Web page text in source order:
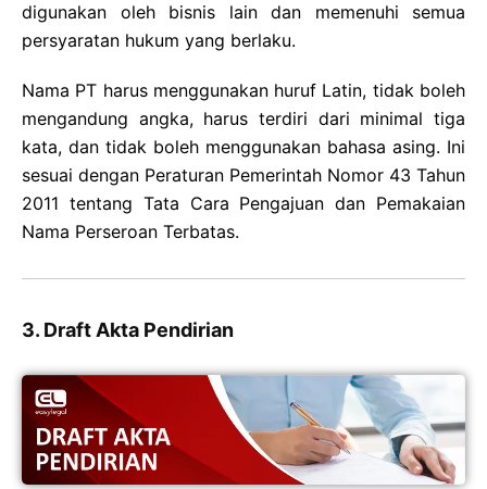
digunakan oleh bisnis lain dan memenuhi semua
persyaratan hukum yang berlaku.
Nama PT harus menggunakan huruf Latin, tidak boleh
mengandung angka, harus terdiri dari minimal tiga
kata, dan tidak boleh menggunakan bahasa asing. Ini
sesuai dengan Peraturan Pemerintah Nomor 43 Tahun
2011 tentang Tata Cara Pengajuan dan Pemakaian
Nama Perseroan Terbatas.
3. Draft Akta Pendirian